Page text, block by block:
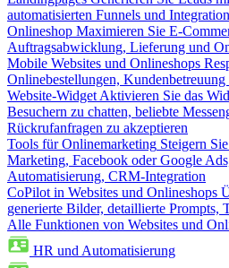
automatisierten Funnels und
Onlineshop Maximieren Sie E-
Auftragsabwicklung, Lieferung und
Mobile Websites und Onlineshops
Onlinebestellungen,
Website-Widget Aktivieren Sie das
Besuchern zu chatten, beliebte
Rückrufanfragen zu akzeptieren
Tools für Onlinemarketing Steigern
Marketing, Facebook oder Google
Automatisierung, CRM-Integration
CoPilot in Websites und Onlineshops
generierte Bilder, detaillierte Prompts,
Alle Funktionen von Websites und
HR und Automatisierung